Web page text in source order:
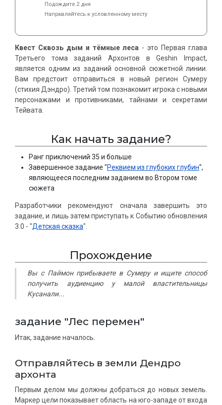
Подождите 2 дня
Направляйтесь к условленному месту
Квест Сквозь дым и тёмные леса - это Первая глава
Третьего тома заданий Архонтов в Geshin Impact,
является одним из заданий основной сюжетной линии.
Вам предстоит отправиться в новый регион Сумеру
(стихия Дэндро). Третий том познакомит игрока с новыми
персонажами и противниками, тайнами и секретами
Тейвата.
Как начать задание?
Ранг приключений 35 и больше
Завершенное задание "Реквием из глубоких глубин",
являющееся последним заданием во Втором томе
сюжета
Разработчики рекомендуют сначала завершить это
задание, и лишь затем приступать к Событию обновления
3.0 - "Детская сказка".
Прохождение
Вы с Паймон прибываете в Сумеру и ищите способ
получить аудиенцию у малой властительницы
Кусанали...
задание "Лес перемен"
Итак, задание началось.
Отправляйтесь в земли Дендро
архонта
Первым делом мы должны добраться до новых земель.
Маркер цели показывает область на юго-западе от входа